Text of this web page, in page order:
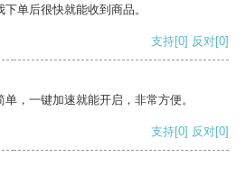
单后很快就能收到商品。
支持[0] 反对[0]
，一键加速就能开启，非常方便。
支持[0] 反对[0]